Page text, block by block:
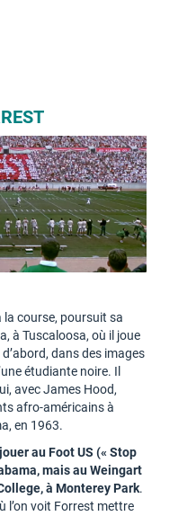
la course, poursuit sa
à Tuscaloosa, où il joue
dans des images
étudiante noire. Il
avec James Hood,
afro-américains à
en 1963.
au Foot US (« Stop
mais au Weingart
à Monterey Park.
l’on voit Forrest mettre